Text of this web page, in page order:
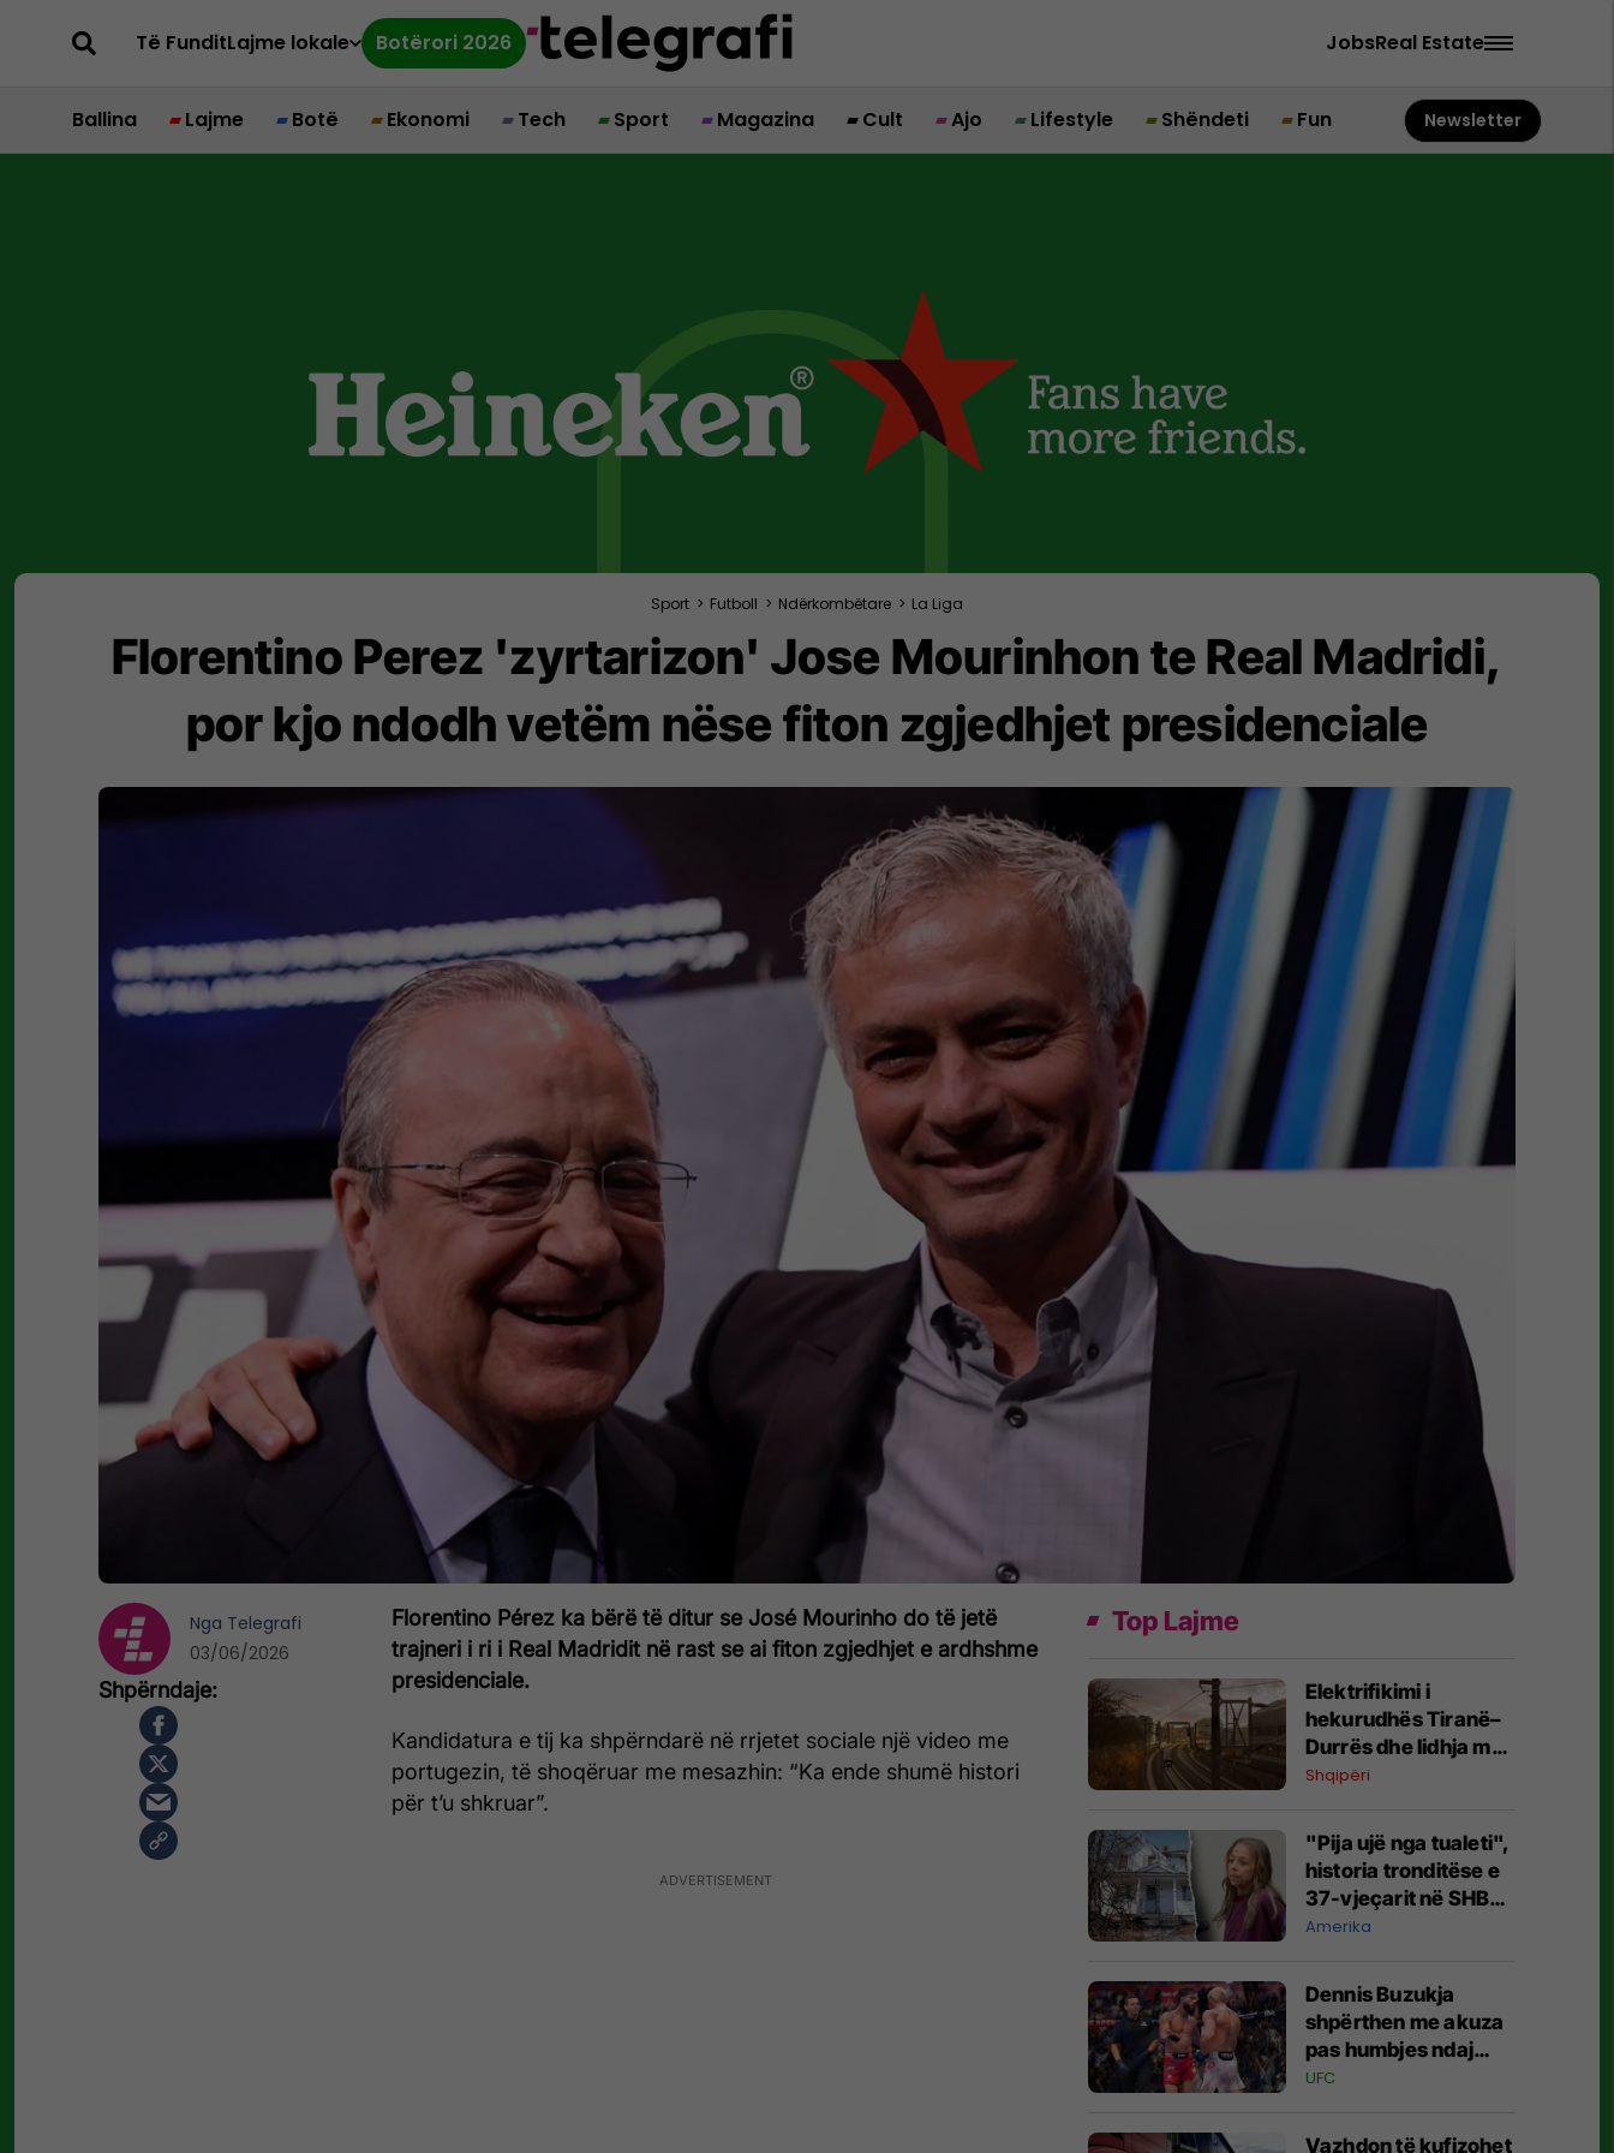
Të FunditLajme lokale Botërori 2026 JobsReal Estate
Ballina Lajme Botë Ekonomi Tech Sport Magazina Cult Ajo Lifestyle Shëndeti Fun Newsletter
Sport > Futboll > Ndërkombëtare > La Liga
Florentino Perez 'zyrtarizon' Jose Mourinhon te Real Madridi,
por kjo ndodh vetëm nëse fiton zgjedhjet presidenciale
Florentino Pérez ka bërë të ditur se José Mourinho do të jetë
trajneri i ri i Real Madridit në rast se ai fiton zgjedhjet e ardhshme
presidenciale.
Kandidatura e tij ka shpërndarë në rrjetet sociale një video me
portugezin, të shoqëruar me mesazhin: “Ka ende shumë histori
për t’u shkruar”.
Nga Telegrafi
03/06/2026
Top Lajme
​Elektrifikimi i
hekurudhës Tiranë–
Durrës dhe lidhja me
Rinasin, ratifikohet
me BERZH 11.6
milionë euro
Shqipëri
​"Pija ujë nga tualeti",
historia tronditëse e
37-vjeçarit në SHBA:
Njerka më mbajti të
Amerika
Dennis Buzukja
shpërthen me akuza
pas humbjes ndaj
Bogdan Grad
UFC
Vazhdon të kufizohet